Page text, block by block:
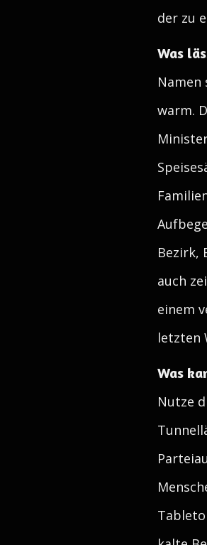
der zu
Was
warm.
Bezirk,
auch
einem
letzten
Was
Nutze